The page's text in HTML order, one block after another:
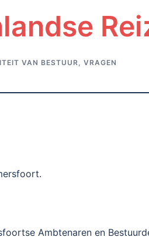
VAN BESTUUR, VRAGEN
Ambtenaren en